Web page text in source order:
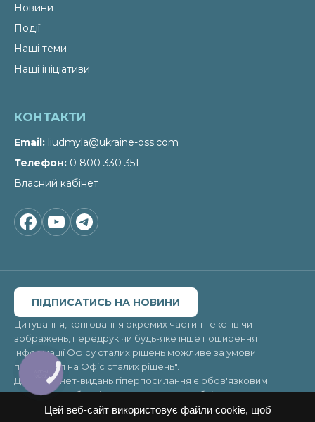
Цей веб-сайт використовує файли cookie, щоб
Новини
Події
Наші теми
Наші ініціативи
КОНТАКТИ
Email liudmyla@ukraine-oss.com
Телефон 0 800 330 351
Власний кабінет
ПІДПИСАТИСЬ НА НОВИНИ
Цитування, копіювання окремих частин текстів чи
зображень, передрук чи будь-яке інше поширення
інформації Офісу сталих рішень можливе за умови
посилання на Офіс сталих рішень"
Для інтернет-видань гіперпосилання є обов'язковим.
Матеріали в блоці «Новини» можуть публікуватись на
правах реклами, відповідальність за їхній зміст несе